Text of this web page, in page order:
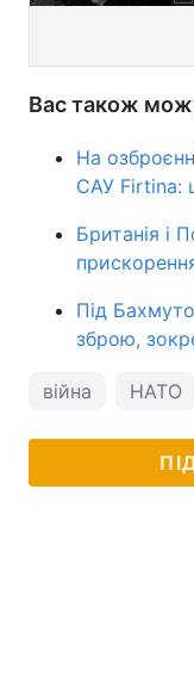
Вас також
На
САУ Firtina:
Британія і
Під
зброю,
війна НАТО